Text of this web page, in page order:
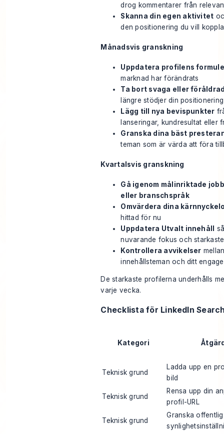
drog kommentarer från
Skanna din egen aktivitet
den positionering du vill
Månadsvis granskning
Uppdatera profilens
marknad har förändrats
Ta bort svaga eller
längre stödjer din positionering
Lägg till nya bevispunkter
lanseringar, kundresultat eller
Granska dina bäst
teman som är värda att föra
Kvartalsvis granskning
Gå igenom målinriktade
eller branschspråk
Omvärdera dina
hittad för nu
Uppdatera Utvalt innehåll
nuvarande fokus och
Kontrollera avvikelser
innehållsteman och ditt
De starkaste profilerna underhålls
varje vecka.
Checklista för LinkedIn
Kategori
Teknisk grund
Ladda upp en
bild
Teknisk grund
Rensa upp din
profil-URL
Teknisk grund
Granska